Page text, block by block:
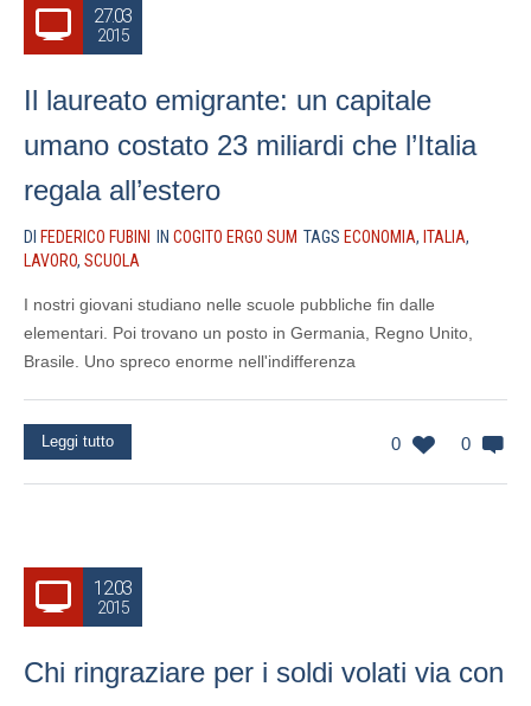
27.03
2015
Il laureato emigrante: un capitale
umano costato 23 miliardi che l’Italia
regala all’estero
DI FEDERICO FUBINI IN COGITO ERGO SUM TAGS ECONOMIA, ITALIA,
LAVORO, SCUOLA
I nostri giovani studiano nelle scuole pubbliche fin dalle
elementari. Poi trovano un posto in Germania, Regno Unito,
Brasile. Uno spreco enorme nell'indifferenza
0 0
Leggi tutto
12.03
2015
Chi ringraziare per i soldi volati via con